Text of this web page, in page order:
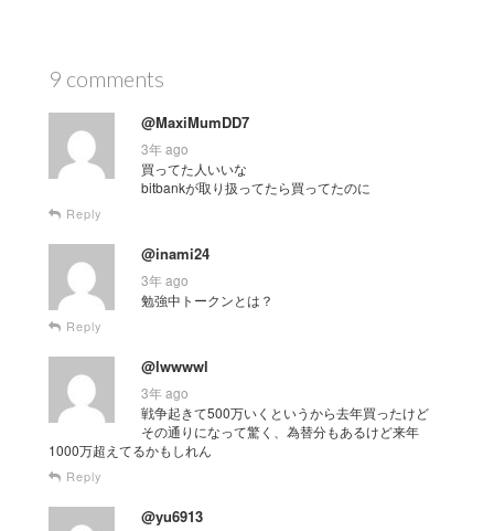
9 comments
@MaxiMumDD7
3年 ago
買ってた人いいな
bitbankが取り扱ってたら買ってたのに
Reply
@inami24
3年 ago
勉強中トークンとは？
Reply
@lwwwwl
3年 ago
戦争起きて500万いくというから去年買ったけど
その通りになって驚く、為替分もあるけど来年
1000万超えてるかもしれん
Reply
@yu6913